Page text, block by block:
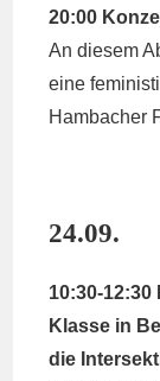
20:00
An diesem
eine
Hambacher
24.09.
10:30-
Klasse in
die